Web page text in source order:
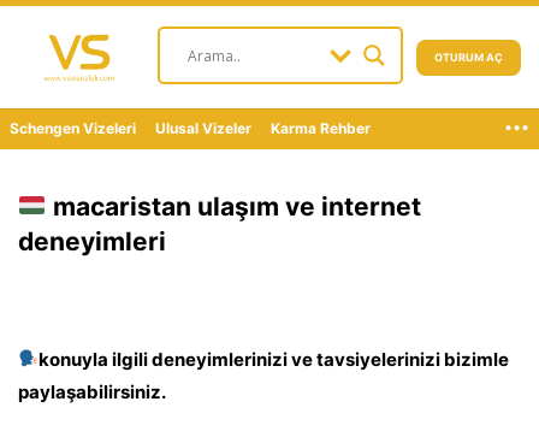
OTURUM AÇ
Schengen Vizeleri Ulusal Vizeler Karma Rehber ...
macaristan ulaşım ve internet
deneyimleri
konuyla ilgili deneyimlerinizi ve tavsiyelerinizi bizimle
paylaşabilirsiniz.